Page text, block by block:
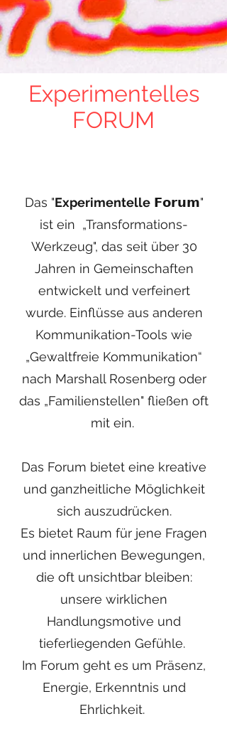
Experimentelles
FORUM
Das "Experimentelle𝗙𝗼𝗿𝘂𝗺"
ist ein „Transformations-
Werkzeug", das seit über 30
Jahren in Gemeinschaften
entwickelt und verfeinert
wurde. Einflüsse aus anderen
Kommunikation-Tools wie
„Gewaltfreie Kommunikation“
nach Marshall Rosenberg oder
das „Familienstellen" fließen oft
mit ein.
Das Forum bietet eine kreative
und ganzheitliche Möglichkeit
sich auszudrücken.
Es bietet Raum für jene Fragen
und innerlichen Bewegungen,
die oft unsichtbar bleiben:
unsere wirklichen
Handlungsmotive und
tieferliegenden Gefühle.
Im Forum geht es um Präsenz,
Energie, Erkenntnis und
Ehrlichkeit.